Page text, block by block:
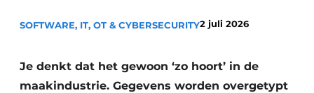
Vacatures
SOFTWARE, IT, OT & CYBERSECURITY2 juli 2026
Je denkt dat het gewoon ‘zo hoort’ in de
maakindustrie. Gegevens worden overgetypt